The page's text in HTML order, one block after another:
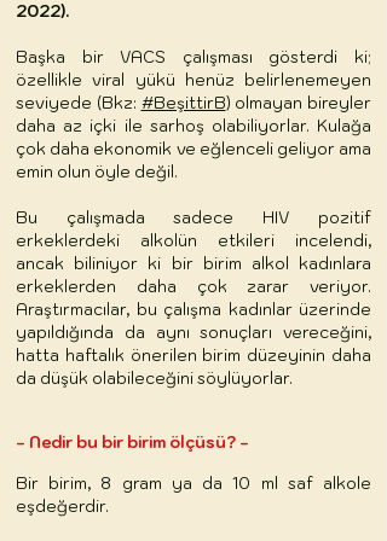
2022).
Başka bir VACS çalışması gösterdi ki;
özellikle viral yükü henüz belirlenemeyen
seviyede (Bkz: #BeşittirB) olmayan bireyler
daha az içki ile sarhoş olabiliyorlar. Kulağa
çok daha ekonomik ve eğlenceli geliyor ama
emin olun öyle değil.
Bu çalışmada sadece HIV pozitif
erkeklerdeki alkolün etkileri incelendi,
ancak biliniyor ki bir birim alkol kadınlara
erkeklerden daha çok zarar veriyor.
Araştırmacılar, bu çalışma kadınlar üzerinde
yapıldığında da aynı sonuçları vereceğini,
hatta haftalık önerilen birim düzeyinin daha
da düşük olabileceğini söylüyorlar.
- Nedir bu bir birim ölçüsü? -
Bir birim, 8 gram ya da 10 ml saf alkole
eşdeğerdir.